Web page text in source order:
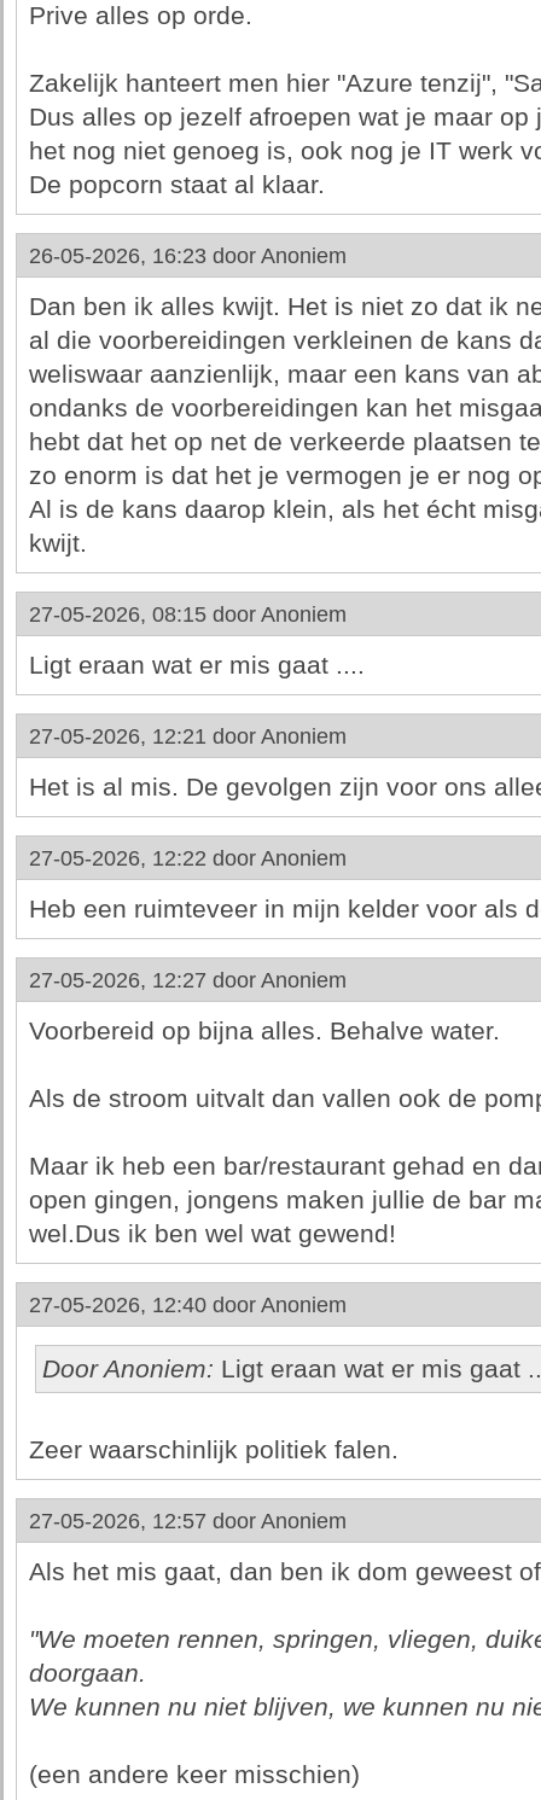
Prive alles op orde.
Zakelijk hanteert men hier "Azure tenzij",
Dus alles op jezelf afroepen wat je maar
het nog niet genoeg is, ook nog je IT werk
De popcorn staat al klaar.
26-05-2026, 16:23 door Anoniem
Dan ben ik alles kwijt. Het is niet zo dat ik
al die voorbereidingen verkleinen de kans
weliswaar aanzienlijk, maar een kans van
ondanks de voorbereidingen kan het
hebt dat het op net de verkeerde plaatsen
zo enorm is dat het je vermogen je er nog
Al is de kans daarop klein, als het écht
kwijt.
27-05-2026, 08:15 door Anoniem
Ligt eraan wat er mis gaat ....
27-05-2026, 12:21 door Anoniem
Het is al mis. De gevolgen zijn voor ons
27-05-2026, 12:22 door Anoniem
Heb een ruimteveer in mijn kelder voor als
27-05-2026, 12:27 door Anoniem
Voorbereid op bijna alles. Behalve water.
Als de stroom uitvalt dan vallen ook de
Maar ik heb een bar/restaurant gehad en
open gingen, jongens maken jullie de bar
wel.Dus ik ben wel wat gewend!
27-05-2026, 12:40 door Anoniem
Door Anoniem: Ligt eraan wat er mis gaat
Zeer waarschinlijk politiek falen.
27-05-2026, 12:57 door Anoniem
Als het mis gaat, dan ben ik dom geweest
"We moeten rennen, springen, vliegen,
doorgaan.
We kunnen nu niet blijven, we kunnen nu
(een andere keer misschien)